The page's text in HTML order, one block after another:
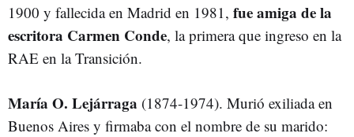
1900 y fallecida en Madrid en 1981, fue amiga de la
escritora Carmen Conde, la primera que ingreso en la
RAE en la Transición.
María O. Lejárraga (1874-1974). Murió exiliada en
Buenos Aires y firmaba con el nombre de su marido: